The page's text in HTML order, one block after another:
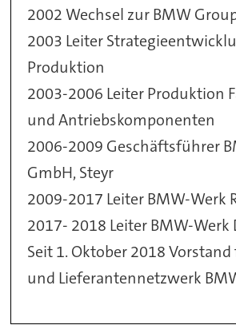
2002Wechsel zur BMW
2003 Leiter
Produktion
2003-2006 Leiter Produktion
und Antriebskomponenten
2006-2009 Geschäftsführer
GmbH, Steyr
2009-2017 Leiter BMW-Werk
2017- 2018 Leiter BMW-
Seit 1. Oktober 2018
und Lieferantennetzwerk